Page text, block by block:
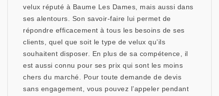
velux réputé à Baume Les Dames, mais aussi dans
ses alentours. Son savoir-faire lui permet de
répondre efficacement à tous les besoins de ses
clients, quel que soit le type de velux qu’ils
souhaitent disposer. En plus de sa compétence, il
est aussi connu pour ses prix qui sont les moins
chers du marché. Pour toute demande de devis
sans engagement, vous pouvez l’appeler pendant